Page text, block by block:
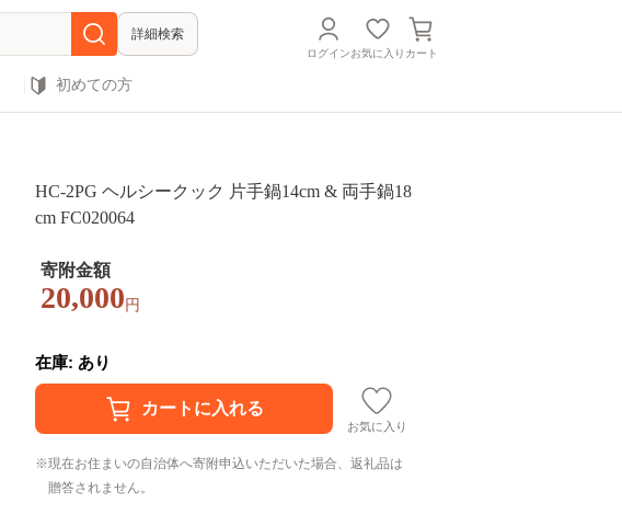
詳細検索
ログインお気に入り カート
初めての方
HC-2PG ヘルシークック 片手鍋14cm & 両手鍋18
cm FC020064
寄附金額
20,000 円
在庫: あり
お気に入り
現在お住まいの自治体へ寄附申込いただいた場合、返礼品は
贈答されません。